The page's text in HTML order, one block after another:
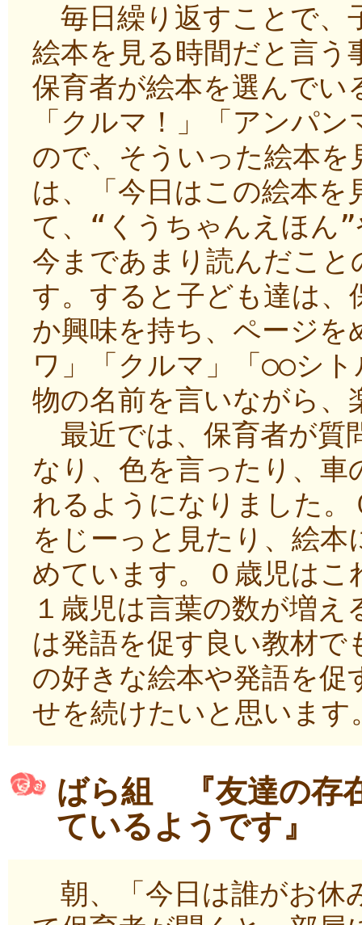
毎日繰り返すことで、
絵本を見る時間だと言
保育者が絵本を選んで
「クルマ！」「アンパ
ので、そういった絵本
は、「今日はこの絵本
て、“くうちゃんえほん
今まであまり読んだこ
す。すると子ども達は
か興味を持ち、ページ
ワ」「クルマ」「○○シ
物の名前を言いながら
最近では、保育者が質
なり、色を言ったり、
れるようになりました
をじーっと見たり、絵
めています。０歳児は
１歳児は言葉の数が増
は発語を促す良い教材
の好きな絵本や発語を
せを続けたいと思います
ばら組 『友達の存
ているようです』
朝、「今日は誰がお休